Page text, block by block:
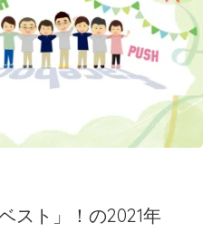
スト」！の2021年